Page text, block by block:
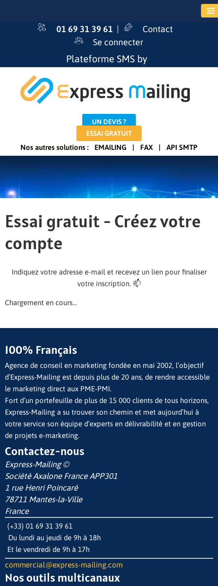
01 69 31 39 61 |
Contact
Se connecter
Plateforme SMS by
UN DEVIS ?
ESSAI GRATUIT
Nos autres solutions : EMAILING | FAX | API SMTP
Essai gratuit - Créez votre
compte
Indiquez votre adresse e-mail et recevez un lien pour finaliser
votre inscription. 📫
Chargement en cours...
100% Français
Agence de conseil en marketing fondée en mai 2002, l’objectif
d’Express-Mailing est depuis plus de 20 ans, de rendre accessible
le marketing direct aux PME-PMI.
Fort d’un portefeuille de plus de 15 000 clients de tous horizons,
Express-Mailing a su trouver son chemin et met aujourd’hui à
votre service son équipe d’experts en délivrabilité et en gestion
de projets e-marketing.
Contactez-nous
Express-Mailing ©
Société Axalone FranceAPP301
1 rue Henri Poincaré
78711 Mantes-la-Ville
France
(+33) 01 69 31 39 61
Du lundi au jeudi de 9h à 18h
Et le vendredi de 9h à 17h
commercial@express-mailing.com
Nos outils multicanaux